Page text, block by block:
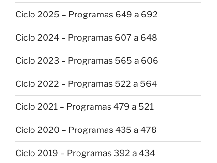
Ciclo 2025 – Programas 649 a 692
Ciclo 2024 – Programas 607 a 648
Ciclo 2023 – Programas 565 a 606
Ciclo 2022 – Programas 522 a 564
Ciclo 2021 – Programas 479 a 521
Ciclo 2020 – Programas 435 a 478
Ciclo 2019 – Programas 392 a 434